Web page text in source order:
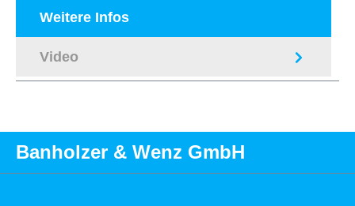
Weitere Infos
Video
Banholzer & Wenz GmbH